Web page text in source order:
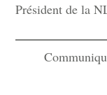
Président de la